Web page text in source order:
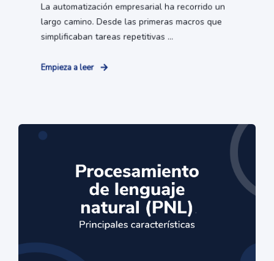
La automatización empresarial ha recorrido un
largo camino. Desde las primeras macros que
simplificaban tareas repetitivas ...
Empieza a leer